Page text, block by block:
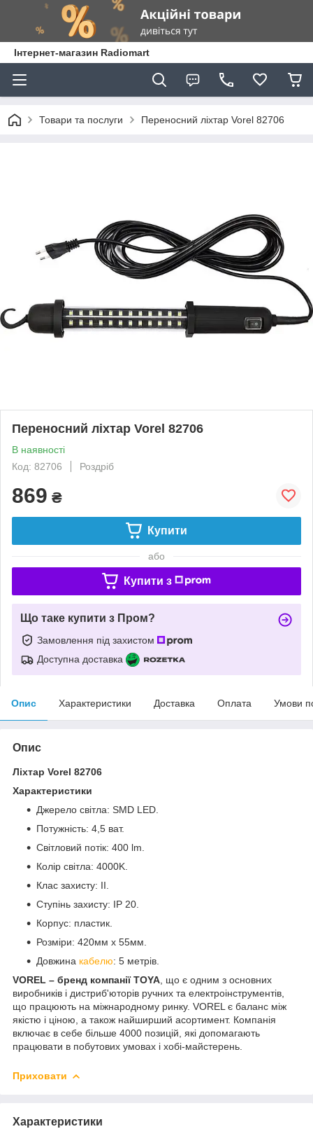
Інтернет-магазин Radiomart
Товари та послуги Переносний ліхтар Vorel 82706
Переносний ліхтар Vorel 82706
В наявності
Код: 82706
Роздріб
869 ₴
Купити
або
Купити з
Що таке купити з Пром?
Замовлення під захистом
Доступна доставка
Опис Характеристики Доставка Оплата Умови
Опис
Ліхтар Vorel 82706
Характеристики
Джерело світла: SMD LED.
Потужність: 4,5 ват.
Світловий потік: 400 lm.
Колір світла: 4000K.
Клас захисту: ІІ.
Ступінь захисту: IP 20.
Корпус: пластик.
Розміри: 420мм x 55мм.
Довжина кабелю: 5 метрів.
VOREL – бренд компанії TOYA , що є одним з основних
виробників і дистриб'юторів ручних та електроінструментів,
що працюють на міжнародному ринку. VOREL є баланс між
якістю і ціною, а також найширший асортимент. Компанія
включає в себе більше 4000 позицій, які допомагають
працювати в побутових умовах і хобі-майстерень.
Приховати
Характеристики